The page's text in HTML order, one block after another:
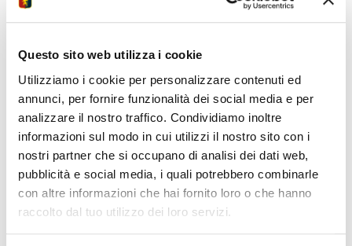
Questo sito web utilizza i cookie
Utilizziamo i cookie per personalizzare contenuti ed
annunci, per fornire funzionalità dei social media e per
analizzare il nostro traffico. Condividiamo inoltre
informazioni sul modo in cui utilizzi il nostro sito con i
nostri partner che si occupano di analisi dei dati web,
pubblicità e social media, i quali potrebbero combinarle
con altre informazioni che hai fornito loro o che hanno
raccolto dal tuo utilizzo dei loro servizi.
sorpasso
• Colombo la rimette sui binari e firma sesto gol in
• Avversari in inferiorità nel finale per espulsione di
• Hojlund la decide dal dischetto e sigilla la vittoria
azzurra
• In tribuna Leo Bonucci assistente tecnico nazionale
italiana
• Presenti a Marassi ex illustri Mimmo Criscito e Goran
Pandev
• Commemorazione collettiva di “Spagna” in presenza
famigliari
• Spettatori muniti di titoli di accesso per la partita